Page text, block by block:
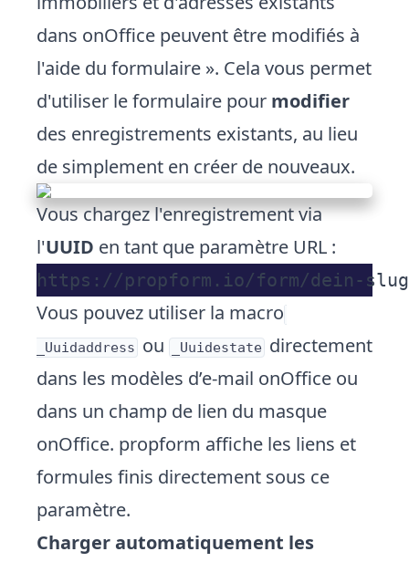
dans onOffice peuvent être modifiés à
l'aide du formulaire ». Cela vous permet
d'utiliser le formulaire pour modifier
des enregistrements existants, au lieu
de simplement en créer de nouveaux.
Vous chargez l'enregistrement via
l'UUID en tant que paramètre URL :
Vous pouvez utiliser la macro
_Uuidaddress ou _Uuidestate directement
dans les modèles d’e-mail onOffice ou
dans un champ de lien du masque
onOffice. propform affiche les liens et
formules finis directement sous ce
paramètre.
Charger automatiquement les